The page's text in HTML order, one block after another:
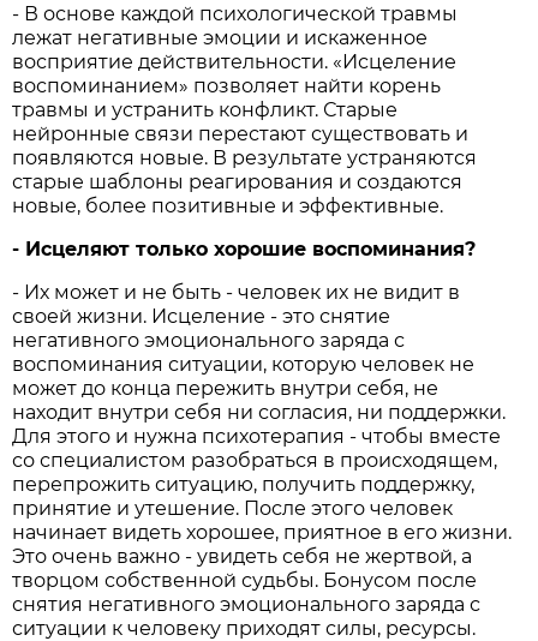
- В основе каждой психологической травмы
лежат негативные эмоции и искаженное
восприятие действительности. «Исцеление
воспоминанием» позволяет найти корень
травмы и устранить конфликт. Старые
нейронные связи перестают существовать и
появляются новые. В результате устраняются
старые шаблоны реагирования и создаются
новые, более позитивные и эффективные.
- Исцеляют только хорошие воспоминания?
- Их может и не быть - человек их не видит в
своей жизни. Исцеление - это снятие
негативного эмоционального заряда с
воспоминания ситуации, которую человек не
может до конца пережить внутри себя, не
находит внутри себя ни согласия, ни поддержки.
Для этого и нужна психотерапия - чтобы вместе
со специалистом разобраться в происходящем,
перепрожить ситуацию, получить поддержку,
принятие и утешение. После этого человек
начинает видеть хорошее, приятное в его жизни.
Это очень важно - увидеть себя не жертвой, а
творцом собственной судьбы. Бонусом после
снятия негативного эмоционального заряда с
ситуации к человеку приходят силы, ресурсы.